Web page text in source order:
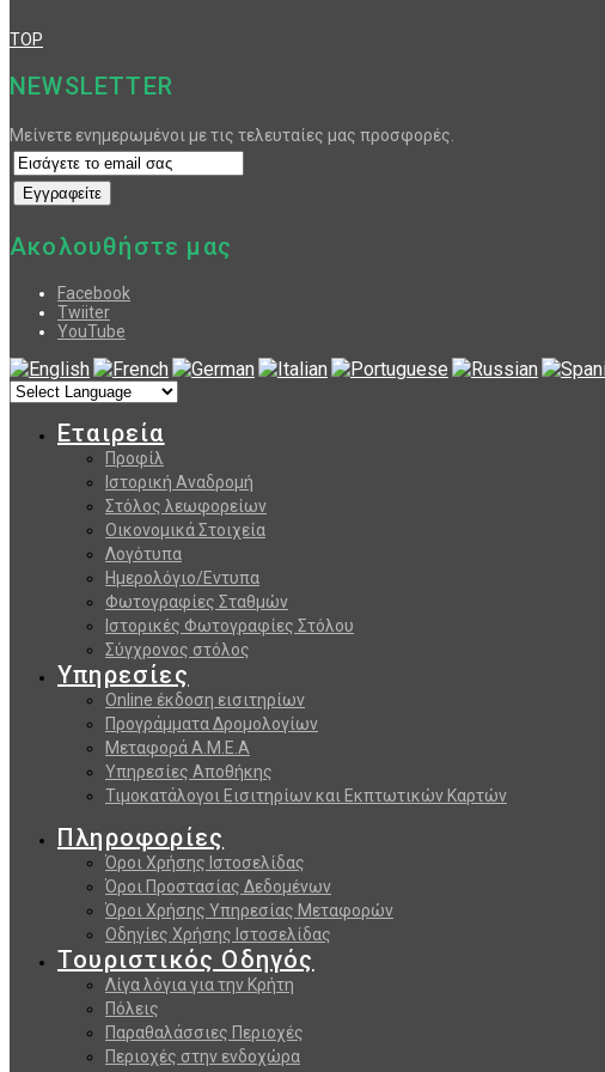
TOP
NEWSLETTER
Μείνετε ενημερωμένοι με τις τελευταίες μας προσφορές.
Ακολουθήστε μας
Facebook
Twiiter
YouTube
Εταιρεία
Προφίλ
Ιστορική Αναδρομή
Στόλος λεωφορείων
Οικονομικά Στοιχεία
Λογότυπα
Ημερολόγιο/Εντυπα
Φωτογραφίες Σταθμών
Ιστορικές Φωτογραφίες Στόλου
Σύγχρονος στόλος
Υπηρεσίες
Online έκδοση εισιτηρίων
Προγράμματα Δρομολογίων
Μεταφορά Α.Μ.Ε.Α
Υπηρεσίες Αποθήκης
Τιμοκατάλογοι Εισιτηρίων και Εκπτωτικών Καρτών
Πληροφορίες
Όροι Χρήσης Ιστοσελίδας
Όροι Προστασίας Δεδομένων
Όροι Χρήσης Υπηρεσίας Μεταφορών
Οδηγίες Χρήσης Ιστοσελίδας
Τουριστικός Οδηγός
Λίγα λόγια για την Κρήτη
Πόλεις
Παραθαλάσσιες Περιοχές
Περιοχές στην ενδοχώρα